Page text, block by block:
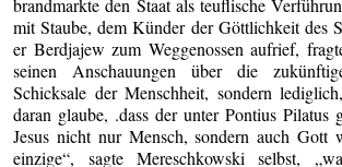
brandmarkte den Staat als teuflische
mit Staube, dem Künder der Göttlichkeit des
er Berdjajew zum Weggenossen aufrief,
seinen Anschauungen über die
Schicksale der Menschheit, sondern
daran glaube, .dass der unter Pontius Pilatus
Jesus nicht nur Mensch, sondern auch Gott
einzige“, sagte Mereschkowski selbst,